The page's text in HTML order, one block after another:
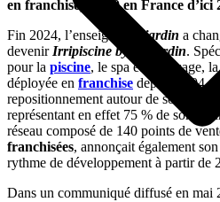
en franchise) à 250 en France d’ici
Fin 2024, l’enseigne
Irrijardin a
devenir Irripiscine by Irrijardin.
pour la piscine, le spa et l’arrosage,
déployée en franchise depuis 2004
repositionnement autour de son cœur
représentant en effet 75 % de son
réseau composé de 140 points de
franchisées, annonçait également
rythme de développement à partir de
Dans un communiqué diffusé en mai